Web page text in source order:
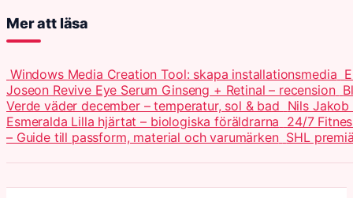
Mer att läsa
Windows Media Creation Tool: skapa installationsmedia
Joseon Revive Eye Serum Ginseng + Retinal – recension
Verde väder december – temperatur, sol & bad Nils
Esmeralda Lilla hjärtat – biologiska föräldrarna 24/7
– Guide till passform, material och varumärken SHL